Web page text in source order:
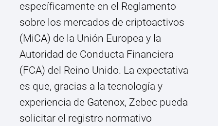
específicamente en el Reglamento
sobre los mercados de criptoactivos
(MiCA) de la Unión Europea y la
Autoridad de Conducta Financiera
(FCA) del Reino Unido. La expectativa
es que, gracias a la tecnología y
experiencia de Gatenox, Zebec pueda
solicitar el registro normativo